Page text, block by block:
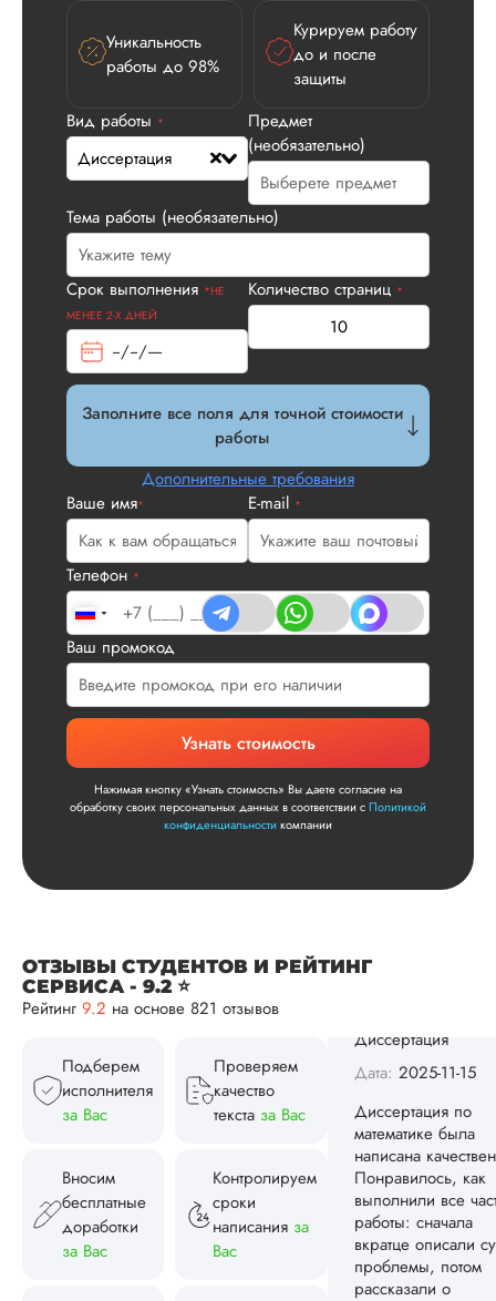
Уникальность
работы до 98%
Курируем работу
до и после
защиты
Вид работы *
Диссертация
Предмет
(необязательно)
Тема работы (необязательно)
Срок выполнения *НЕ
МЕНЕЕ 2-Х ДНЕЙ
Количество страниц *
Заполните все поля для точной стоимости
работы
Дополнительные требования
Ваше имя* E-mail *
Телефон *
Ваш промокод
Узнать стоимость
Нажимая кнопку «Узнать стоимость» Вы даете согласие на
обработку своих персональных данных в соответствии сПолитикой
конфиденциальностикомпании
ОТЗЫВЫ СТУДЕНТОВ И РЕЙТИНГ
СЕРВИСА - 9.2 ⭐
Рейтинг 9.2 на основе 821 отзывов
Подберем
исполнителя
за Вас
Проверяем
качество
текста за Вас
Вносим
бесплатные
доработки
за Вас
Контролируем
сроки
написания за
Вас
Диссертация
Дата:2026-05-21
У нас с другом
Нас полностью
устроила стоимость
услуги, наличие
официального
по структуре
плане. Научруки
не задалбывали,
и сказал...
улыбкой! Спасибо.
Ответ от
Сергей
Диссертация
Диссертация по
Понравилось, как
выполнили все
работы: сначала
проблемы, потом
рассказали о
методологии
исследования,
чего провели все
расчеты и
так, как указано в
индивидуа...